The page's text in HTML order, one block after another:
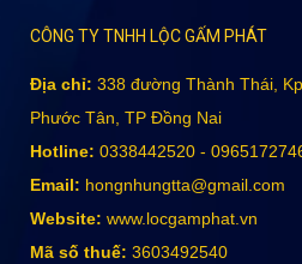
CÔNG TY TNHH LỘC GẤM PHÁT
Địa chỉ: 338 đường Thành Thái,
Phước Tân, TP Đồng Nai
Hotline: 0338442520 -
Email: hongnhungtta@gmail.com
Website: www.locgamphat.vn
Mã số thuế: 3603492540